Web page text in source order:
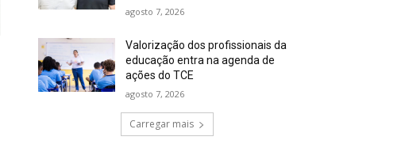
agosto 7, 2026
Valorização dos profissionais da
educação entra na agenda de
ações do TCE
agosto 7, 2026
Carregar mais